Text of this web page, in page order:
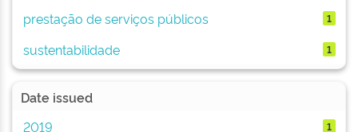
prestação de serviços públicos 1
sustentabilidade 1
Date issued
2019
1